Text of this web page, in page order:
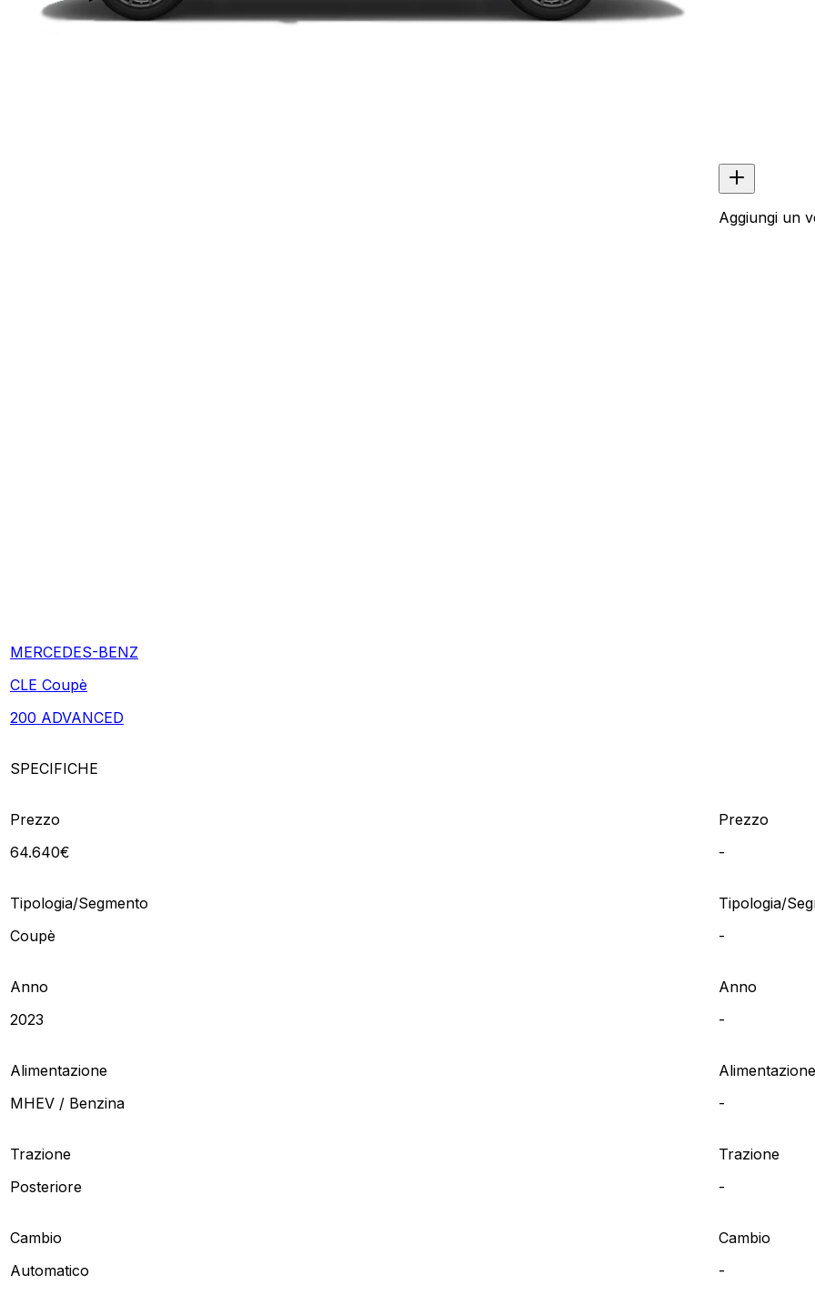
MERCEDES-BENZ
CLE Coupè
200 ADVANCED
Aggiungi un
SPECIFICHE
Prezzo
64.640€
Prezzo
-
Tipologia/Segmento
Coupè
Tipologia/
-
Anno
2023
Anno
-
Alimentazione
MHEV / Benzina
Alimentazione
-
Trazione
Posteriore
Trazione
-
Cambio
Automatico
Cambio
-